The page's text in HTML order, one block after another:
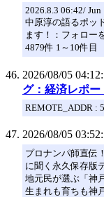
2026.8.3 06:42/ Jun
中原淳の語るポッ
ます！：フォロー
4879件 1～10件目
2026/08/05
グ：経済レポー
REMOTE_ADDR :
2026/08/05
プロナンパ師直伝
に聞く永久保存版
地元民が選ぶ「神
生まれも育ちも神